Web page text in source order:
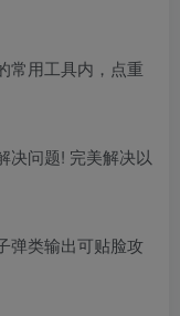
常用工具内，点重
决问题! 完美解决以
弹类输出可贴脸攻